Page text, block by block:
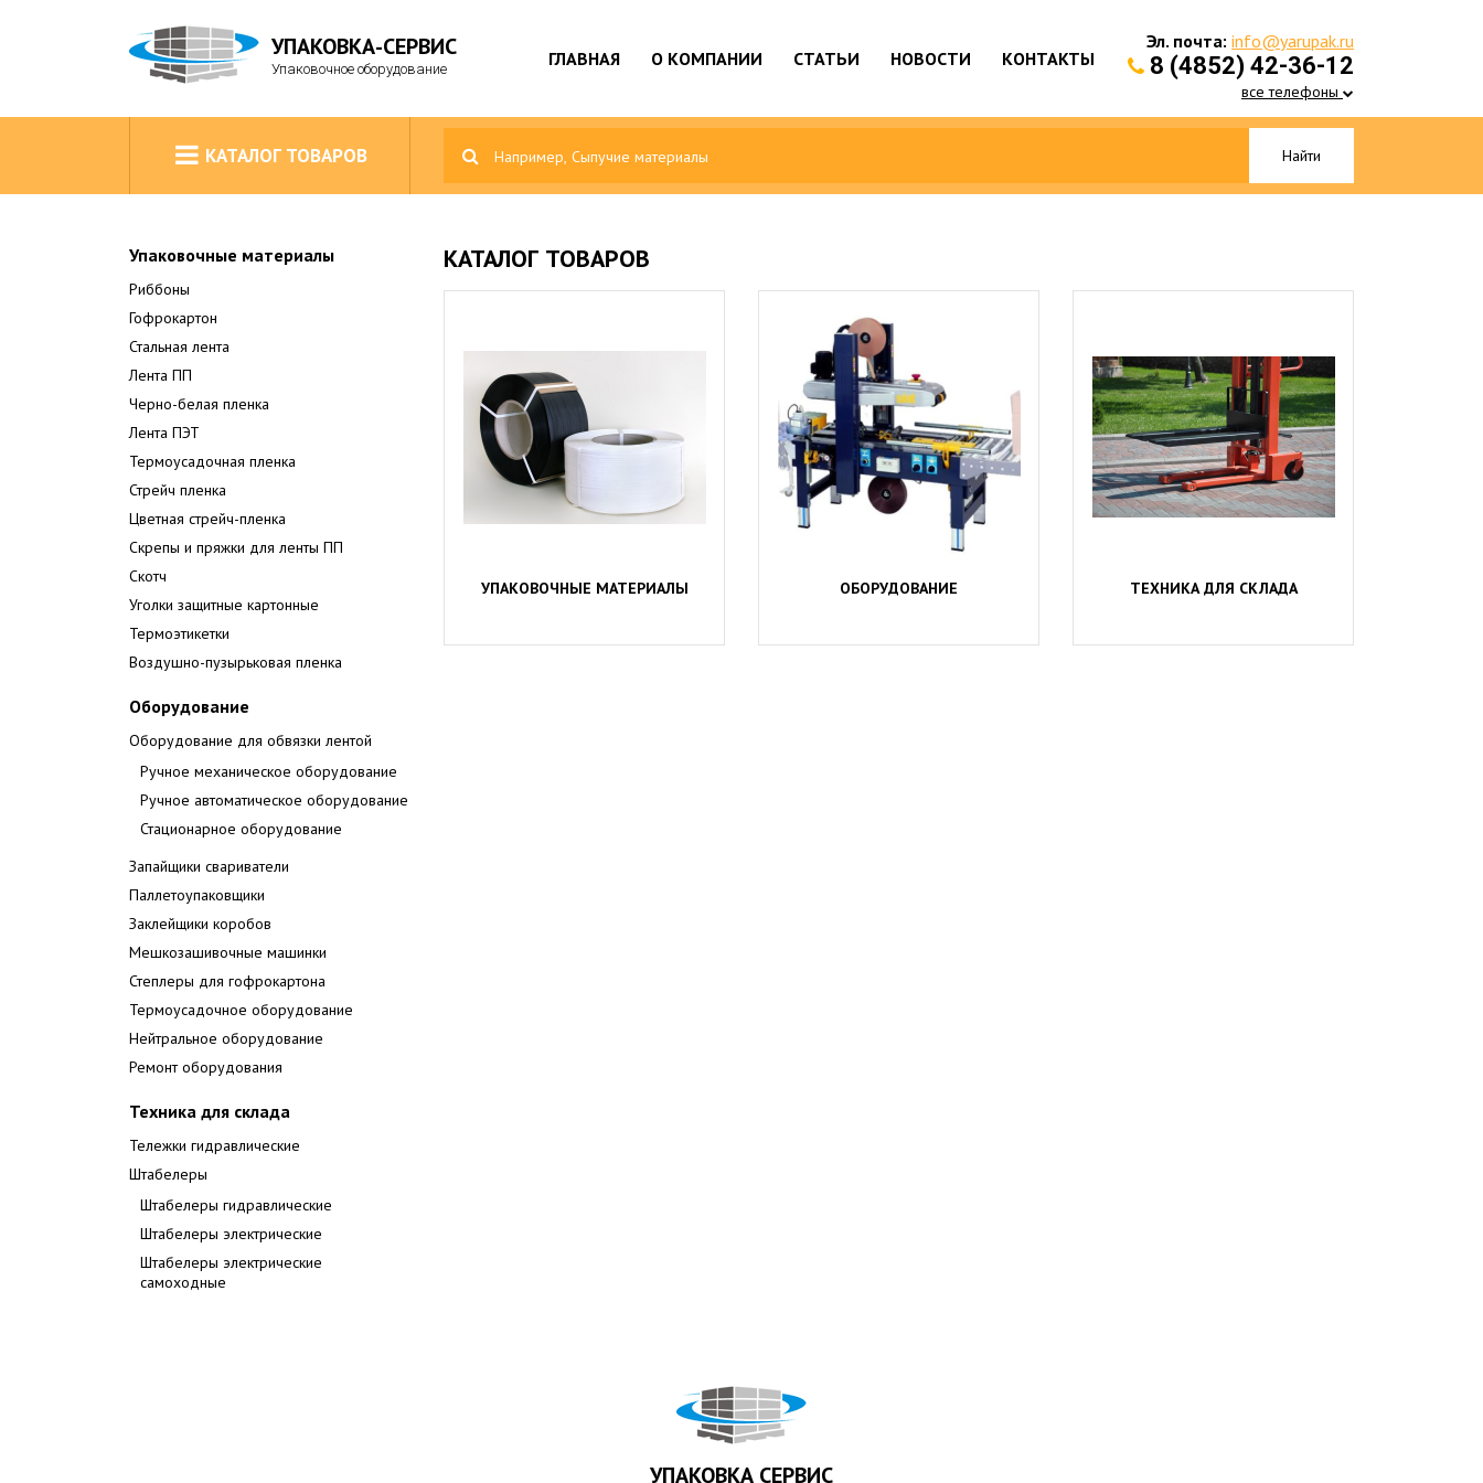
УПАКОВКА-СЕРВИС
Упаковочное оборудование ГЛАВНАЯ О КОМПАНИИ СТАТЬИ НОВОСТИ КОНТАКТЫ
Эл. почта: info@yarupak.ru
8 (4852) 42-36-12
все телефоны
КАТАЛОГ ТОВАРОВ Найти
Упаковочные материалы
Риббоны
Гофрокартон
Стальная лента
Лента ПП
Черно-белая пленка
Лента ПЭТ
Термоусадочная пленка
Стрейч пленка
Цветная стрейч-пленка
Скрепы и пряжки для ленты ПП
Скотч
Уголки защитные картонные
Термоэтикетки
Воздушно-пузырьковая пленка
Оборудование
Оборудование для обвязки лентой
Ручное механическое оборудование
Ручное автоматическое оборудование
Стационарное оборудование
Запайщики свариватели
Паллетоупаковщики
Заклейщики коробов
Мешкозашивочные машинки
Степлеры для гофрокартона
Термоусадочное оборудование
Нейтральное оборудование
Ремонт оборудования
Техника для склада
Тележки гидравлические
Штабелеры
Штабелеры гидравлические
Штабелеры электрические
Штабелеры электрические
самоходные
КАТАЛОГ ТОВАРОВ
УПАКОВОЧНЫЕ МАТЕРИАЛЫ ОБОРУДОВАНИЕ ТЕХНИКА ДЛЯ СКЛАДА
УПАКОВКА СЕРВИС